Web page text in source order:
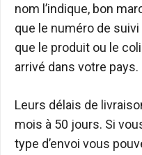
nom l’indique, bon
que le numéro de
que le produit ou le
arrivé dans votre pays.
Leurs délais de
mois à 50 jours. Si
type d’envoi vous